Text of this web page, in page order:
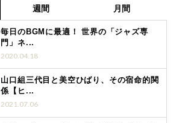
週間 月間
毎日のBGMに最適！ 世界の「ジャズ専
門」ネ...
2020.04.18
山口組三代目と美空ひばり、その宿命的関
係【ヒ...
2021.07.06